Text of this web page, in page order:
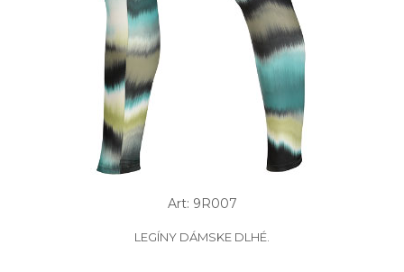
Art: 9R007
LEGÍNY DÁMSKE DLHÉ.